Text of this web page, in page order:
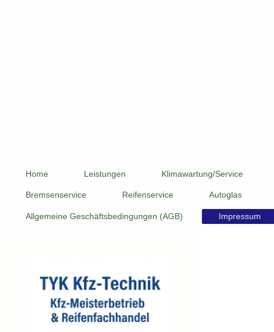
Home Leistungen Klimawartung/Service
Bremsenservice Reifenservice Autoglas
Allgemeine Geschäftsbedingungen (AGB) Impressum